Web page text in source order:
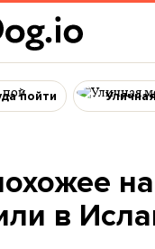
пойти
в